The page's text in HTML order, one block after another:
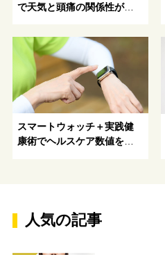
で天気と頭痛の関係性が明
スマートウォッチ＋実践健
康術でヘルスケア数値を改
人気の記事